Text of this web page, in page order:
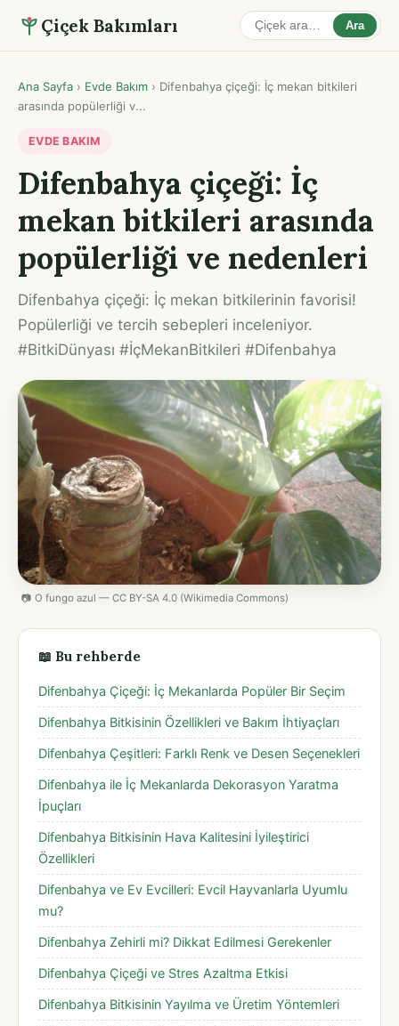
Çiçek Bakımları Ara
Ana Sayfa › Evde Bakım › Difenbahya çiçeği: İç mekan bitkileri
arasında popülerliği v...
EVDE BAKIM
Difenbahya çiçeği: İç
mekan bitkileri arasında
popülerliği ve nedenleri
Difenbahya çiçeği: İç mekan bitkilerinin favorisi!
Popülerliği ve tercih sebepleri inceleniyor.
#BitkiDünyası #İçMekanBitkileri #Difenbahya
📷 O fungo azul — CC BY-SA 4.0 (Wikimedia Commons)
📖 Bu rehberde
Difenbahya Çiçeği: İç Mekanlarda Popüler Bir Seçim
Difenbahya Bitkisinin Özellikleri ve Bakım İhtiyaçları
Difenbahya Çeşitleri: Farklı Renk ve Desen Seçenekleri
Difenbahya ile İç Mekanlarda Dekorasyon Yaratma
İpuçları
Difenbahya Bitkisinin Hava Kalitesini İyileştirici
Özellikleri
Difenbahya ve Ev Evcilleri: Evcil Hayvanlarla Uyumlu
mu?
Difenbahya Zehirli mi? Dikkat Edilmesi Gerekenler
Difenbahya Çiçeği ve Stres Azaltma Etkisi
Difenbahya Bitkisinin Yayılma ve Üretim Yöntemleri